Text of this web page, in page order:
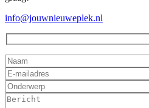
info@jouwnieuweplek.nl